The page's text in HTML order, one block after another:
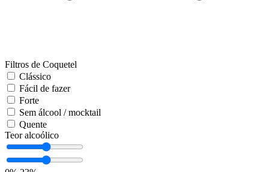
Filtros de Coquetel
Clássico
Fácil de fazer
Forte
Sem álcool / mocktail
Quente
Teor alcoólico